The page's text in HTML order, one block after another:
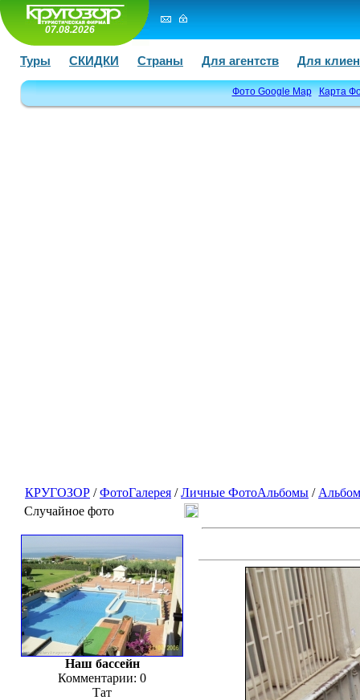
07.08.2026
Туры СКИДКИ Страны Для агентств Для
Фото Google Map Карта
КРУГОЗОР /ФотоГалерея /Личные ФотоАльбомы /
Случайное фото
Наш бассейн
Комментарии: 0
Тат